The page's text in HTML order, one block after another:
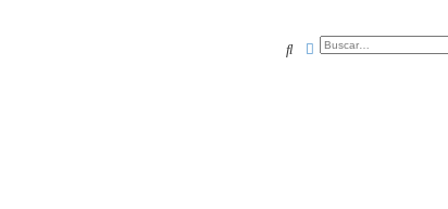
BuscarBúsqueda avanzada